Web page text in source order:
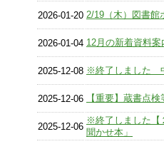
2026-01-20 2/19（木）図書館
2026-01-04 12月の新着資料案
2025-12-08 ※終了しました
2025-12-06 【重要】蔵書点
2025-12-06
※終了しました【
聞かせ本」